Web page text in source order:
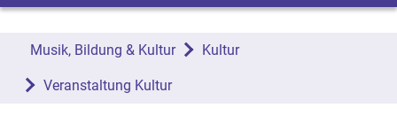
Musik, Bildung & Kultur Kultur
Veranstaltung Kultur